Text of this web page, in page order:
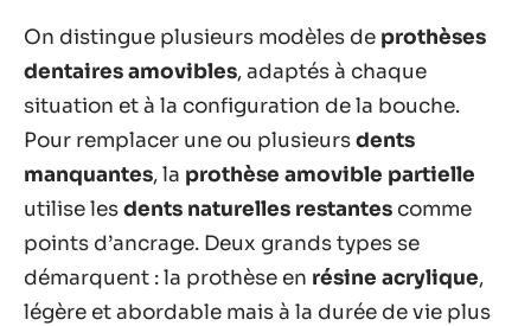
On distingue plusieurs modèles de prothèses
dentaires amovibles, adaptés à chaque
situation et à la configuration de la bouche.
Pour remplacer une ou plusieursdents
manquantes, la prothèse amovible partielle
utilise lesdents naturelles restantes comme
points d’ancrage. Deux grands types se
démarquent : la prothèse en résine acrylique,
légère et abordable mais à la durée de vie plus